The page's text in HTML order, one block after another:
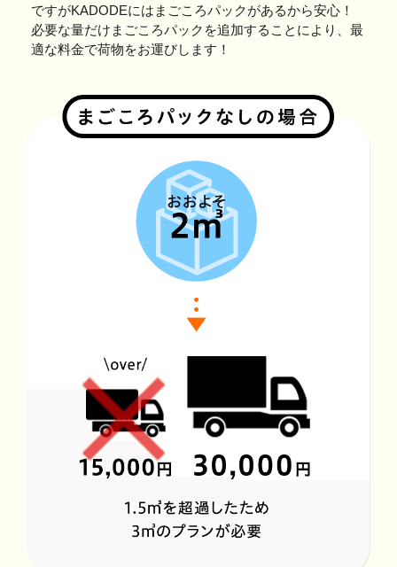
ですがKADODEにはまごころパックがあるから安心！
必要な量だけまごころパックを追加することにより、最
適な料金で荷物をお運びします！